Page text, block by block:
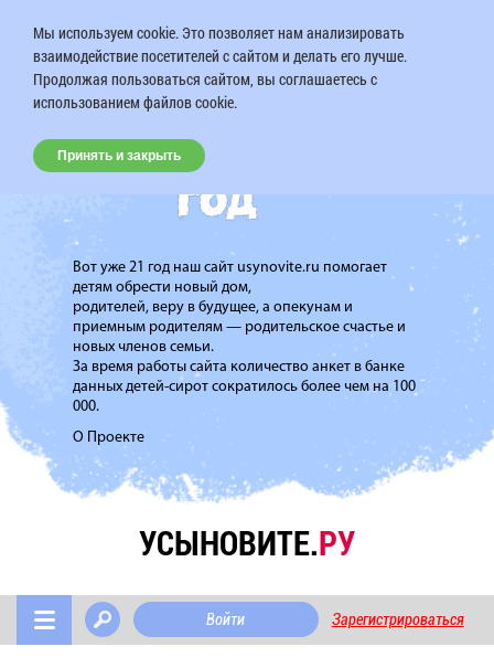
Вот уже 21 год наш сайт usynovite.ru помогает
детям обрести новый дом,
родителей, веру в будущее, а опекунам и
приемным родителям — родительское счастье и
новых членов семьи.
За время работы сайта количество анкет в банке
данных детей-сирот сократилось более чем на 100
000.
О Проекте
УСЫНОВИТЕ.РУ
Войти Зарегистрироваться
Мы используем cookie. Это позволяет нам анализировать
взаимодействие посетителей с сайтом и делать его лучше.
Продолжая пользоваться сайтом, вы соглашаетесь с
использованием файлов cookie.
Принять и закрыть